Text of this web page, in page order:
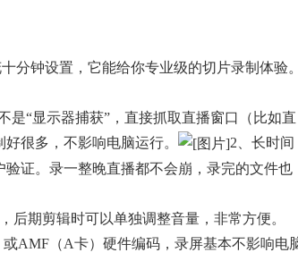
分钟设置，它能给你专业级的切片录制体验
是“显示器捕获”，直接抓取直播窗口（比如直
很多，不影响电脑运行。
2、长时间
证。录一整晚直播都不会崩，录完的文件也
后期剪辑时可以单独调整音量，非常方便。
AMF（A卡）硬件编码，录屏基本不影响电